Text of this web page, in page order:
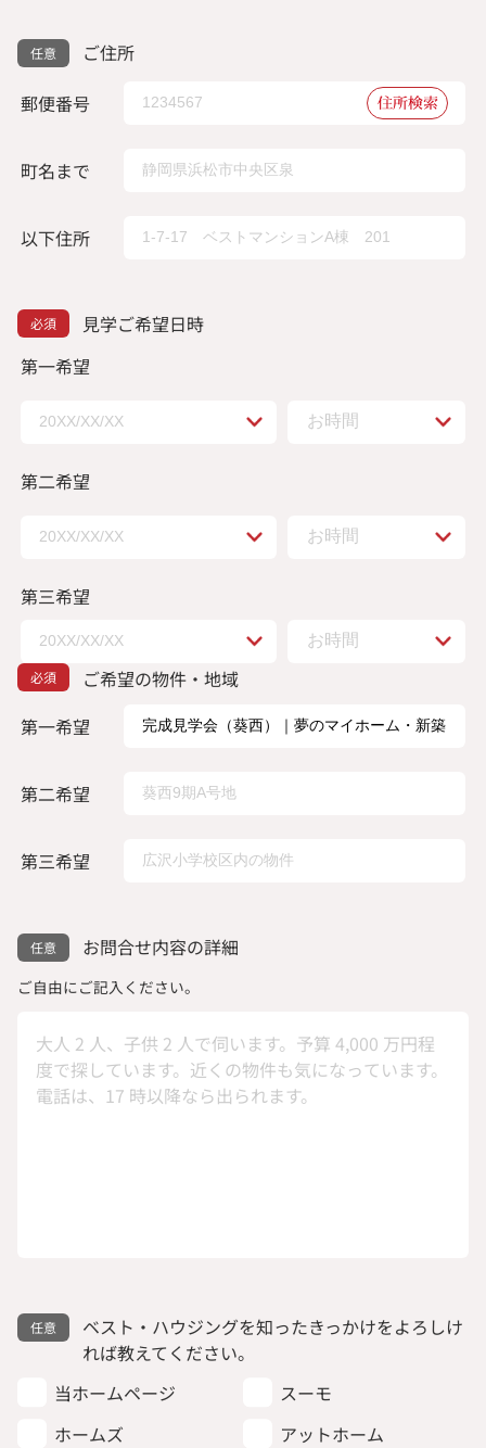
ご住所
郵便番号
住所検索
町名まで
以下住所
見学ご希望日時
第一希望
第二希望
第三希望
ご希望の物件・地域
第一希望
第二希望
第三希望
お問合せ内容の詳細
ご自由にご記入ください。
ベスト・ハウジングを知ったきっかけをよろしけ
れば教えてください。
当ホームページ
スーモ
ホームズ
アットホーム